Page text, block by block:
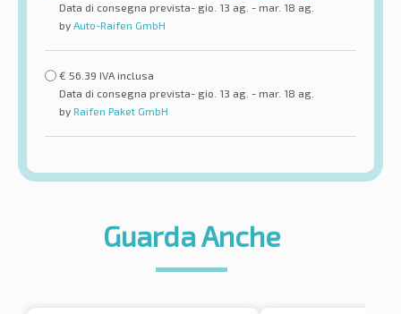
Data di consegna prevista- gio. 13 ag. - mar. 18 ag.
by Auto-Raifen GmbH
€ 56.39 IVA inclusa
Data di consegna prevista- gio. 13 ag. - mar. 18 ag.
by Raifen Paket GmbH
Guarda Anche